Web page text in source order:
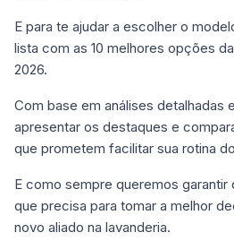
E para te ajudar a escolher o
lista com as 10 melhores opções
2026.
Com base em análises detalhadas
apresentar os destaques e
que prometem facilitar sua rotina
E como sempre queremos
que precisa para tomar a melhor
novo aliado na lavanderia.